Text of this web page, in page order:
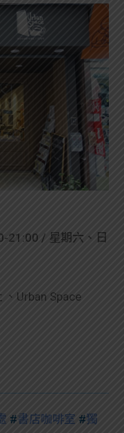
21:00 / 星期六、日
、Urban Space
#書店咖啡室 #獨